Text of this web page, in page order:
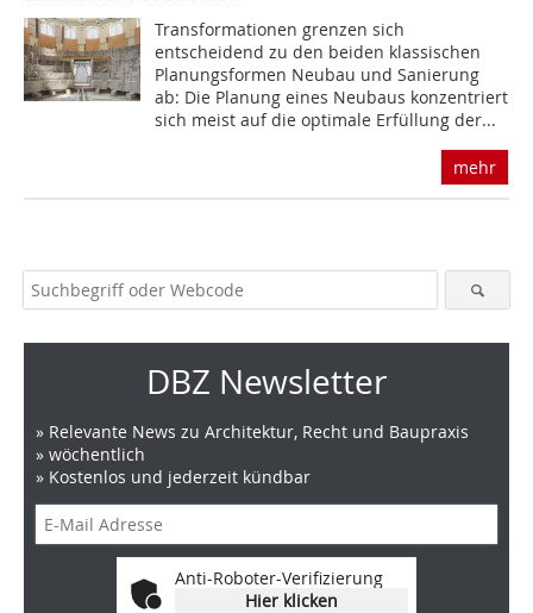
Transformationen grenzen sich
entscheidend zu den beiden klassischen
Planungsformen Neubau und Sanierung
ab: Die Planung eines Neubaus konzentriert
sich meist auf die optimale Erfüllung der...
mehr
DBZ Newsletter
» Relevante News zu Architektur, Recht und Baupraxis
» wöchentlich
» Kostenlos und jederzeit kündbar
Anti-Roboter-Verifizierung
Hier klicken